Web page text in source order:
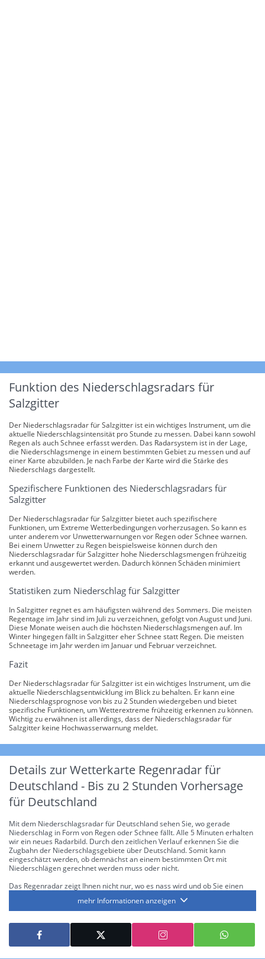
Funktion des Niederschlagsradars für
Salzgitter
Der Niederschlagsradar für Salzgitter ist ein wichtiges Instrument, um die
aktuelle Niederschlagsintensität pro Stunde zu messen. Dabei kann sowohl
Regen als auch Schnee erfasst werden. Das Radarsystem ist in der Lage,
die Niederschlagsmenge in einem bestimmten Gebiet zu messen und auf
einer Karte abzubilden. Je nach Farbe der Karte wird die Stärke des
Niederschlags dargestellt.
Spezifischere Funktionen des Niederschlagsradars für
Salzgitter
Der Niederschlagsradar für Salzgitter bietet auch spezifischere
Funktionen, um Extreme Wetterbedingungen vorherzusagen. So kann es
unter anderem vor Unwetterwarnungen vor Regen oder Schnee warnen.
Bei einem Unwetter zu Regen beispielsweise können durch den
Niederschlagsradar für Salzgitter hohe Niederschlagsmengen frühzeitig
erkannt und ausgewertet werden. Dadurch können Schäden minimiert
werden.
Statistiken zum Niederschlag für Salzgitter
In Salzgitter regnet es am häufigsten während des Sommers. Die meisten
Regentage im Jahr sind im Juli zu verzeichnen, gefolgt von August und Juni.
Diese Monate weisen auch die höchsten Niederschlagsmengen auf. Im
Winter hingegen fällt in Salzgitter eher Schnee statt Regen. Die meisten
Schneetage im Jahr werden im Januar und Februar verzeichnet.
Fazit
Der Niederschlagsradar für Salzgitter ist ein wichtiges Instrument, um die
aktuelle Niederschlagsentwicklung im Blick zu behalten. Er kann eine
Niederschlagsprognose von bis zu 2 Stunden wiedergeben und bietet
spezifische Funktionen, um Wetterextreme frühzeitig erkennen zu können.
Wichtig zu erwähnen ist allerdings, dass der Niederschlagsradar für
Salzgitter keine Hochwasserwarnung meldet.
Details zur Wetterkarte Regenradar für
Deutschland - Bis zu 2 Stunden Vorhersage
für Deutschland
Mit dem Niederschlagsradar für Deutschland sehen Sie, wo gerade
Niederschlag in Form von Regen oder Schnee fällt. Alle 5 Minuten erhalten
wir ein neues Radarbild. Durch den zeitlichen Verlauf erkennen Sie die
Zugbahn der Niederschlagsgebiete über Deutschland. Somit kann
eingeschätzt werden, ob demnächst an einem bestimmten Ort mit
Niederschlägen gerechnet werden muss oder nicht.
Das Regenradar zeigt Ihnen nicht nur, wo es nass wird und ob Sie einen
die Niederschlagsintensität. Diese bezieht sich laut offiziellen Richtlinien
jeweils auf die Niederschlagsmenge in l/m² pro Stunde Regen- bzw.
Schneefall. Die 6 Stufen sind wie folgt gegliedert: Die hellen Blautöne
symbolisieren leichte bis mäßige Regen- bzw. Schneefälle mit einer
Intensität bis 8.1 l/m² pro Stunde. Dunkelblau repräsentiert mäßige bis
starke Niederschläge bis 35 l/m² pro Stunde. Hier können bereits Gewitter
mehr Informationen anzeigen